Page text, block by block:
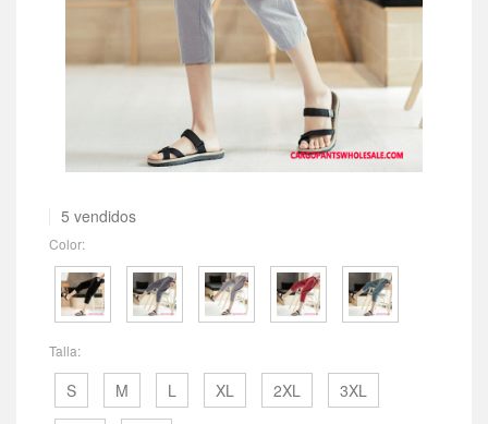
5 vendidos
Color:
Talla:
S M L XL 2XL 3XL